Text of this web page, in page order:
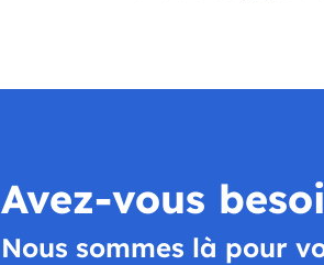
Avez-vous
Nous sommes là pour